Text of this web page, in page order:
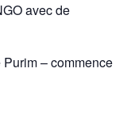
avec de
– commence